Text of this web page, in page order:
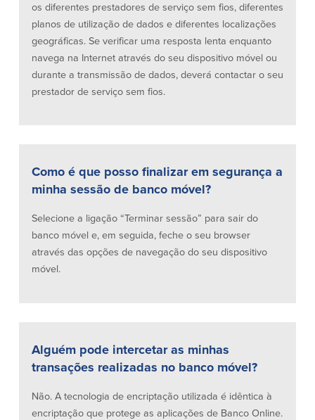
os diferentes prestadores de serviço sem fios, diferentes
planos de utilização de dados e diferentes localizações
geográficas. Se verificar uma resposta lenta enquanto
navega na Internet através do seu dispositivo móvel ou
durante a transmissão de dados, deverá contactar o seu
prestador de serviço sem fios.
Como é que posso finalizar em segurança a
minha sessão de banco móvel?
Selecione a ligação “Terminar sessão” para sair do
banco móvel e, em seguida, feche o seu browser
através das opções de navegação do seu dispositivo
móvel.
Alguém pode intercetar as minhas
transações realizadas no banco móvel?
Não. A tecnologia de encriptação utilizada é idêntica à
encriptação que protege as aplicações de Banco Online.